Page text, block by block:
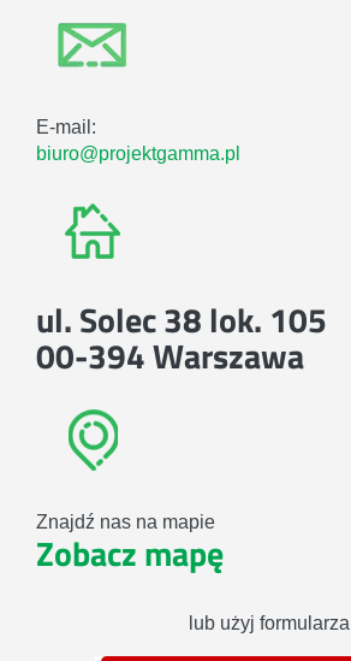
E-mail:
biuro@projektgamma.pl
ul. Solec 38 lok. 105
00-394 Warszawa
Znajdź nas na mapie
Zobacz mapę
lub użyj formularza